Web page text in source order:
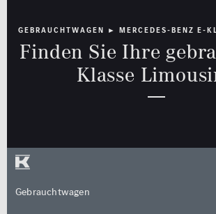
MBUX
LED
GEBRAUCHTWAGEN ► MERCEDES-BENZ E-
Finden Sie Ihre
Klasse
Gebrauchtwagen